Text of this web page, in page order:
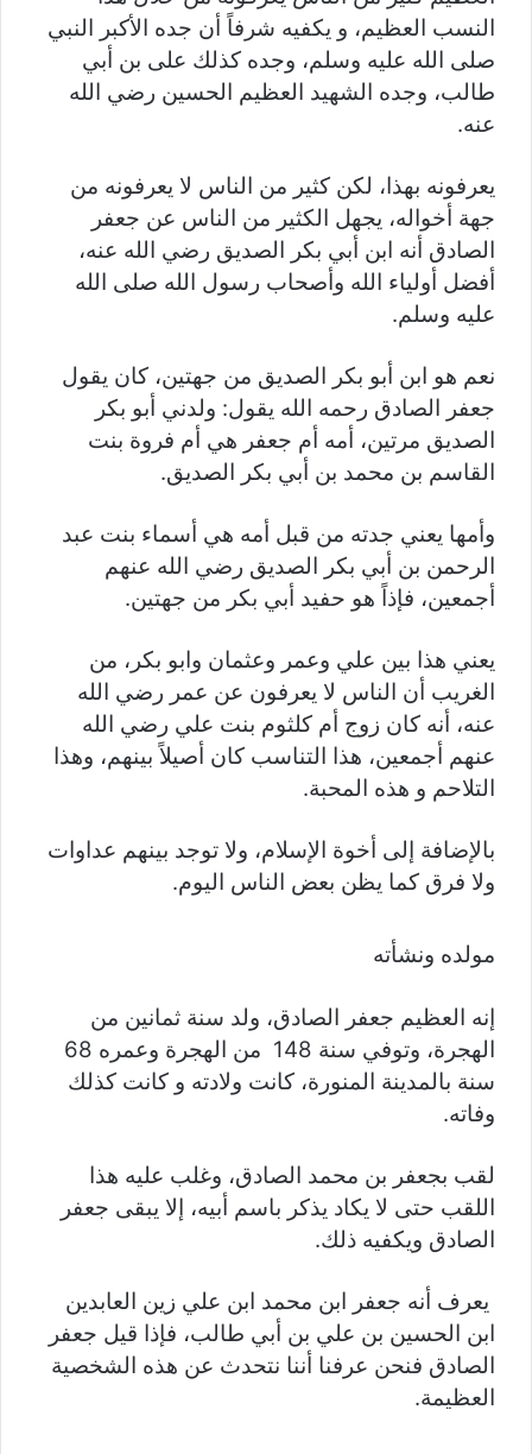
النسب العظيم، و يكفيه شرفاً أن جده الأكبر النبي
صلى الله عليه وسلم، وجده كذلك على بن أبي
طالب، وجده الشهيد العظيم الحسين رضي الله
عنه.
يعرفونه بهذا، لكن كثير من الناس لا يعرفونه من
جهة أخواله، يجهل الكثير من الناس عن جعفر
الصادق أنه ابن أبي بكر الصديق رضي الله عنه،
أفضل أولياء الله وأصحاب رسول الله صلى الله
عليه وسلم.
نعم هو ابن أبو بكر الصديق من جهتين، كان يقول
جعفر الصادق رحمه الله يقول: ولدني أبو بكر
الصديق مرتين، أمه أم جعفر هي أم فروة بنت
القاسم بن محمد بن أبي بكر الصديق.
وأمها يعني جدته من قبل أمه هي أسماء بنت عبد
الرحمن بن أبي بكر الصديق رضي الله عنهم
أجمعين، فإذاً هو حفيد أبي بكر من جهتين.
يعني هذا بين علي وعمر وعثمان وابو بكر، من
الغريب أن الناس لا يعرفون عن عمر رضي الله
عنه، أنه كان زوج أم كلثوم بنت علي رضي الله
عنهم أجمعين، هذا التناسب كان أصيلاً بينهم، وهذا
التلاحم و هذه المحبة.
بالإضافة إلى أخوة الإسلام، ولا توجد بينهم عداوات
ولا فرق كما يظن بعض الناس اليوم.
مولده ونشأته
إنه العظيم جعفر الصادق، ولد سنة ثمانين من
الهجرة، وتوفي سنة 148 من الهجرة وعمره 68
سنة بالمدينة المنورة، كانت ولادته و كانت كذلك
وفاته.
لقب بجعفر بن محمد الصادق، وغلب عليه هذا
اللقب حتى لا يكاد يذكر باسم أبيه، إلا يبقى جعفر
الصادق ويكفيه ذلك.
يعرف أنه جعفر ابن محمد ابن علي زين العابدين
ابن الحسين بن علي بن أبي طالب، فإذا قيل جعفر
الصادق فنحن عرفنا أننا نتحدث عن هذه الشخصية
العظيمة.